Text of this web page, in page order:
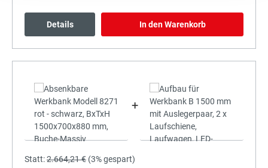
Details In den Warenkorb
+
Statt:2.664,21 € (3%gespart)